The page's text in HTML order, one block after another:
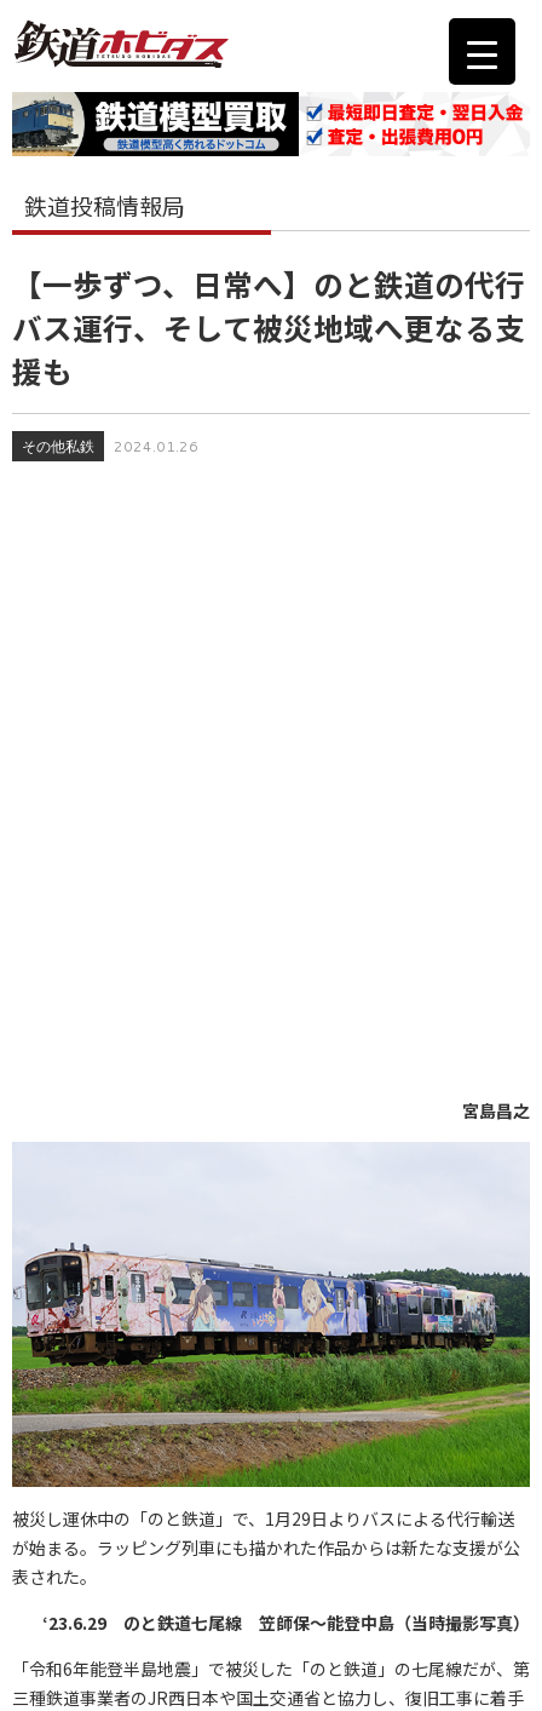
鉄道投稿情報局
【一歩ずつ、日常へ】のと鉄道の代行
バス運行、そして被災地域へ更なる支
援も
その他私鉄 2024.01.26
宮島昌之
被災し運休中の「のと鉄道」で、1月29日よりバスによる代行輸送
が始まる。ラッピング列車にも描かれた作品からは新たな支援が公
表された。
‘23.6.29 のと鉄道七尾線 笠師保～能登中島（当時撮影写真）
「令和6年能登半島地震」で被災した「のと鉄道」の七尾線だが、第
三種鉄道事業者のJR西日本や国土交通省と協力し、復旧工事に着手